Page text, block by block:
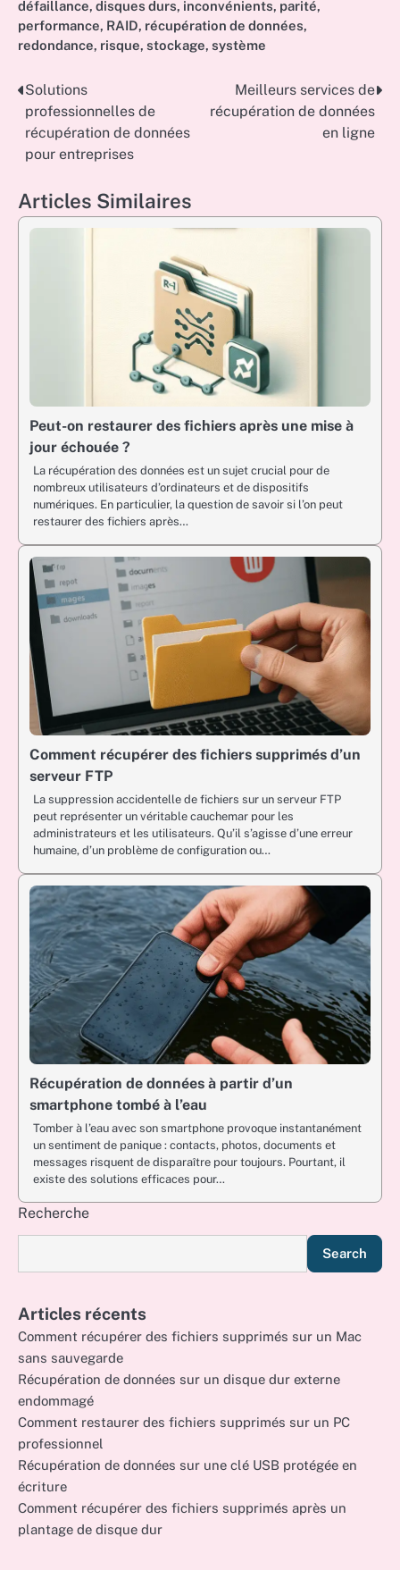
défaillance, disques durs, inconvénients, parité,
performance, RAID, récupération de données,
redondance, risque, stockage, système
Post
navigation
Solutions
professionnelles de
récupération de données
pour entreprises
Meilleurs services de
récupération de données
en ligne
Articles Similaires
Peut-on restaurer des fichiers après une mise à
jour échouée ?
La récupération des données est un sujet crucial pour de
nombreux utilisateurs d’ordinateurs et de dispositifs
numériques. En particulier, la question de savoir si l’on peut
restaurer des fichiers après…
Comment récupérer des fichiers supprimés d’un
serveur FTP
La suppression accidentelle de fichiers sur un serveur FTP
peut représenter un véritable cauchemar pour les
administrateurs et les utilisateurs. Qu’il s’agisse d’une erreur
humaine, d’un problème de configuration ou…
Récupération de données à partir d’un
smartphone tombé à l’eau
Tomber à l’eau avec son smartphone provoque instantanément
un sentiment de panique : contacts, photos, documents et
messages risquent de disparaître pour toujours. Pourtant, il
existe des solutions efficaces pour…
Recherche
Search
Articles récents
Comment récupérer des fichiers supprimés sur un Mac
sans sauvegarde
Récupération de données sur un disque dur externe
endommagé
Comment restaurer des fichiers supprimés sur un PC
professionnel
Récupération de données sur une clé USB protégée en
écriture
Comment récupérer des fichiers supprimés après un
plantage de disque dur